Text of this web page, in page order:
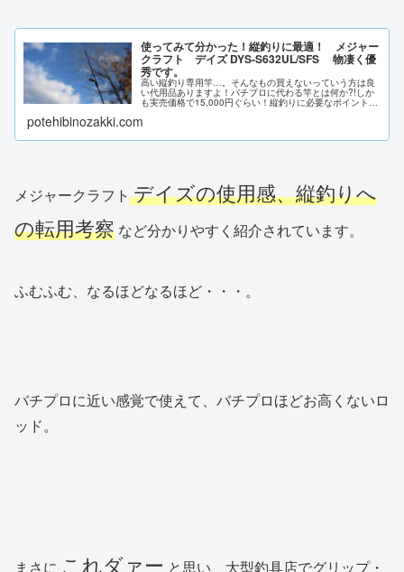
使ってみて分かった！縦釣りに最適！ メジャー
クラフト デイズ DYS-S632UL/SFS 物凄く優
秀です。
高い縦釣り専用竿…。そんなもの買えないっていう方は良
い代用品ありますよ！バチプロに代わる竿とは何か?!しか
も実売価格で15,000円ぐらい！縦釣りに必要なポイントは
S632UL/SFS！
potehibinozakki.com
メジャークラフト デイズの使用感、縦釣りへ
の転用考察 など分かりやすく紹介されています。
ふむふむ、なるほどなるほど・・・。
バチプロに近い感覚で使えて、バチプロほどお高くないロ
ッド。
まさに これダァー と思い、大型釣具店でグリップ・